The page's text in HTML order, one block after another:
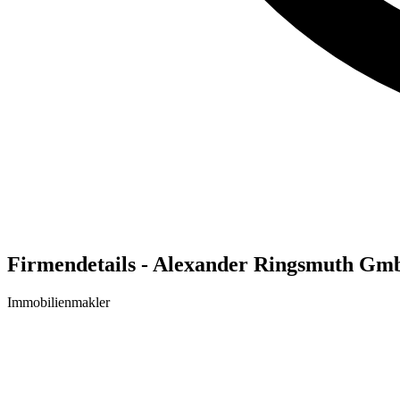
Firmendetails - Alexander Ringsmuth
Immobilienmakler